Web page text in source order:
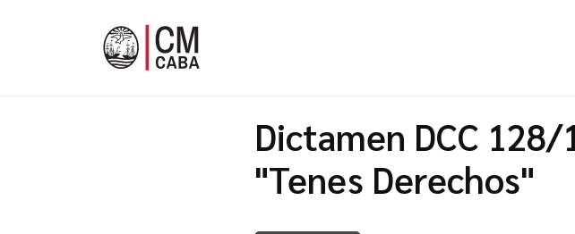
Dictamen DCC
"Tenes Derechos"